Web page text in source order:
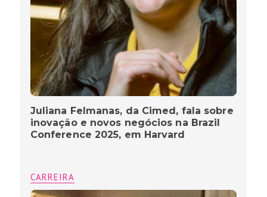
Juliana Felmanas, da Cimed, fala sobre
inovação e novos negócios na Brazil
Conference 2025, em Harvard
CARREIRA